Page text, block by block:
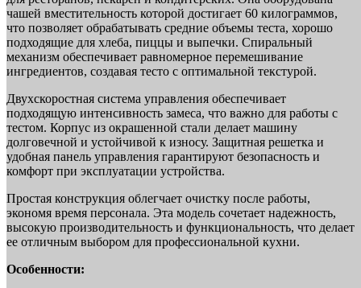
чашей вместительность которой достигает 60 килограммов,
что позволяет обрабатывать средние объемы теста, хорошо
подходящие для хлеба, пиццы и выпечки. Спиральный
механизм обеспечивает равномерное перемешивание
ингредиентов, создавая тесто с оптимальной текстурой.
Двухскоростная система управления обеспечивает
подходящую интенсивность замеса, что важно для работы с
тестом. Корпус из окрашенной стали делает машину
долговечной и устойчивой к износу. Защитная решетка и
удобная панель управления гарантируют безопасность и
комфорт при эксплуатации устройства.
Простая конструкция облегчает очистку после работы,
экономя время персонала. Эта модель сочетает надежность,
высокую производительность и функциональность, что делает
ее отличным выбором для профессиональной кухни.
Особенности: